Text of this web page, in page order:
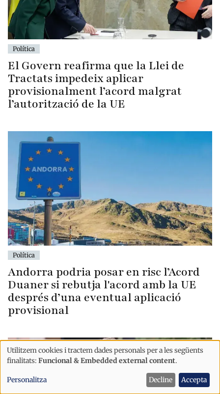
Política
El Govern reafirma que la Llei de
Tractats impedeix aplicar
provisionalment l’acord malgrat
l’autorització de la UE
Política
Andorra podria posar en risc l’Acord
Duaner si rebutja l'acord amb la UE
després d’una eventual aplicació
provisional
Ús
de
dades
Utilitzem cookies i tractem dades personals per a les següents
finalitats: Funcional & Embedded external content.
Personalitza Decline Accepta